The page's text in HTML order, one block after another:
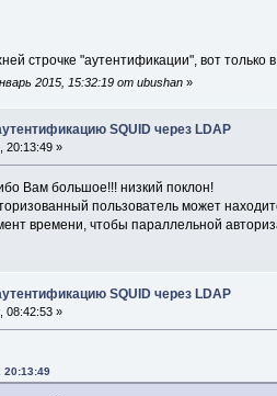
строчке "аутентификации", вот только
2015, 15:32:19 от ubushan»
SQUID через LDAP
20:13:49 »
Вам большое!!! низкий поклон!
пользователь может
времени, чтобы параллельной
SQUID через LDAP
08:42:53 »
20:13:49